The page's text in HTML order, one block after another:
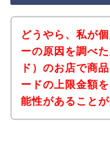
どうやら、私が
ーの原因を調べ
ド）のお店で商
ードの上限金額
能性があることが